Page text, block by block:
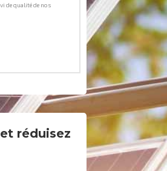
réduisez